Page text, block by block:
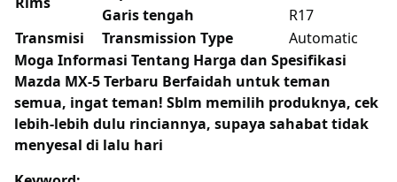
Garis tengah
R17
Transmisi
Transmission Type
Automatic
Moga Informasi Tentang Harga dan Spesifikasi
Mazda MX-5 Terbaru Berfaidah untuk teman
semua, ingat teman! Sblm memilih produknya, cek
lebih-lebih dulu rinciannya, supaya sahabat tidak
menyesal di lalu hari